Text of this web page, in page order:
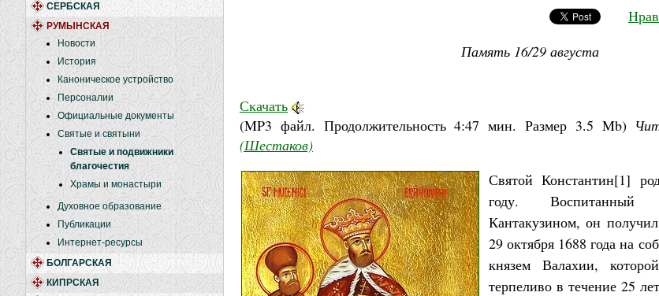
СЕРБСКАЯ
РУМЫНСКАЯ
Новости
История
Каноническое устройство
Персоналии
Официальные документы
Святые и святыни
Святые и подвижники
благочестия
Храмы и монастыри
Духовное образование
Публикации
Интернет-ресурсы
БОЛГАРСКАЯ
КИПРСКАЯ
Память 16/29 августа
Скачать
(MP3 файл. Продолжительность4:47 мин. Размер 3.5 Mb)
(Шестаков)
Святой Константин[1]
году. Воспитанный
Кантакузином, он
29 октября 1688 года на
князем Валахии,
терпеливо в течение 25